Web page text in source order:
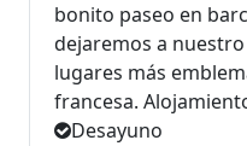
bonito paseo en
dejaremos a
lugares más
francesa.
Desayuno